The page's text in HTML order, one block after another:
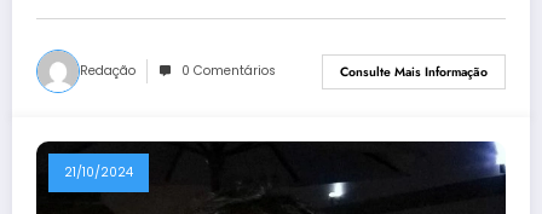
Redação 0 Comentários Consulte Mais Informação
21/10/2024